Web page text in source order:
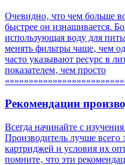
Очевидно‚ что чем больше
быстрее он изнашивается.
использующая воду для
менять фильтры чаще‚ чем
часто указывают ресурс в
показателем‚ чем просто
Рекомендации
Всегда начинайте с
Производитель лучше всего
картриджей и условия их
помните‚ что эти